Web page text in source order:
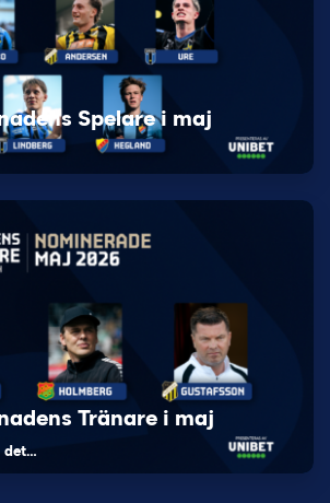
Spelare i maj
Tränare i maj
det…